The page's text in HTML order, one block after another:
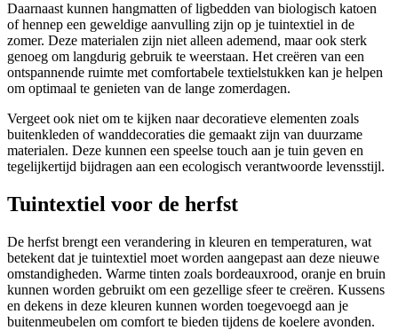
Daarnaast kunnen hangmatten of ligbedden van biologisch katoen
of hennep een geweldige aanvulling zijn op je tuintextiel in de
zomer. Deze materialen zijn niet alleen ademend, maar ook sterk
genoeg om langdurig gebruik te weerstaan. Het creëren van een
ontspannende ruimte met comfortabele textielstukken kan je helpen
om optimaal te genieten van de lange zomerdagen.
Vergeet ook niet om te kijken naar decoratieve elementen zoals
buitenkleden of wanddecoraties die gemaakt zijn van duurzame
materialen. Deze kunnen een speelse touch aan je tuin geven en
tegelijkertijd bijdragen aan een ecologisch verantwoorde levensstijl.
Tuintextiel voor de herfst
De herfst brengt een verandering in kleuren en temperaturen, wat
betekent dat je tuintextiel moet worden aangepast aan deze nieuwe
omstandigheden. Warme tinten zoals bordeauxrood, oranje en bruin
kunnen worden gebruikt om een gezellige sfeer te creëren. Kussens
en dekens in deze kleuren kunnen worden toegevoegd aan je
buitenmeubelen om comfort te bieden tijdens de koelere avonden.